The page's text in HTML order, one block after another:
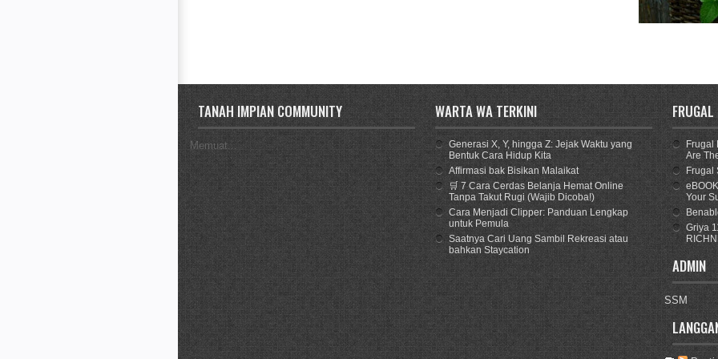
TANAH IMPIAN COMMUNITY
Memuat...
WARTA WA TERKINI
Generasi X, Y, hingga Z: Jejak Waktu yang
Bentuk Cara Hidup Kita
Affirmasi bak Bisikan Malaikat
🛒 7 Cara Cerdas Belanja Hemat Online
Tanpa Takut Rugi (Wajib Dicoba!)
Cara Menjadi Clipper: Panduan Lengkap
untuk Pemula
Saatnya Cari Uang Sambil Rekreasi atau
bahkan Staycation
Frugal
Are
Frugal
Your
Griya
ADMIN
SSM